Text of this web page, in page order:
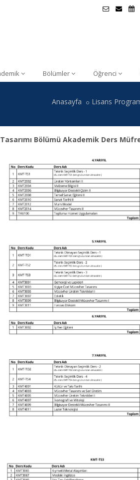
Bölümler Öğrenci
Anasayfa Lisans
Bölümü Akademik Ders